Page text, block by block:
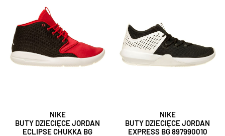
NIKE
BUTY DZIECIĘCE JORDAN
ECLIPSE CHUKKA BG
NIKE
BUTY DZIECIĘCE JORDAN
EXPRESS BG 897990010